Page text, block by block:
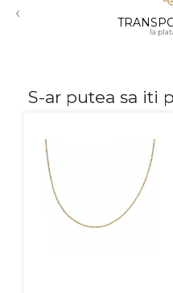
18K
Cu pietre
Diamante
‹
la
S-ar putea sa iti